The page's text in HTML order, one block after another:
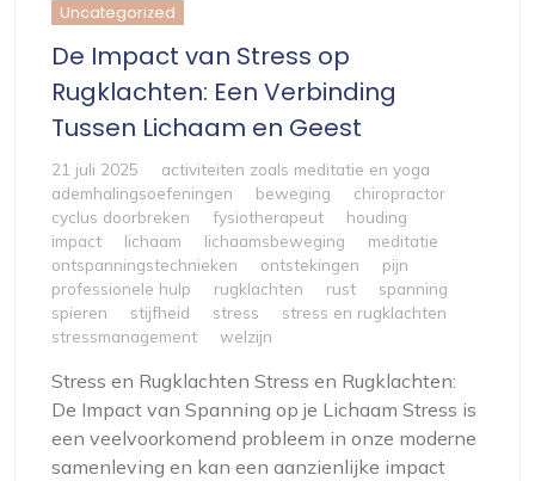
Uncategorized
De Impact van Stress op
Rugklachten: Een Verbinding
Tussen Lichaam en Geest
21 juli 2025
activiteiten zoals meditatie en yoga
ademhalingsoefeningen
beweging
chiropractor
cyclus doorbreken
fysiotherapeut
houding
impact
lichaam lichaamsbeweging
meditatie
ontspanningstechnieken
ontstekingen
pijn
professionele hulp
rugklachten rust
spanning
spieren
stijfheid stress
stress en rugklachten
stressmanagement
welzijn
Stress en Rugklachten Stress en Rugklachten:
De Impact van Spanning op je Lichaam Stress is
een veelvoorkomend probleem in onze moderne
samenleving en kan een aanzienlijke impact